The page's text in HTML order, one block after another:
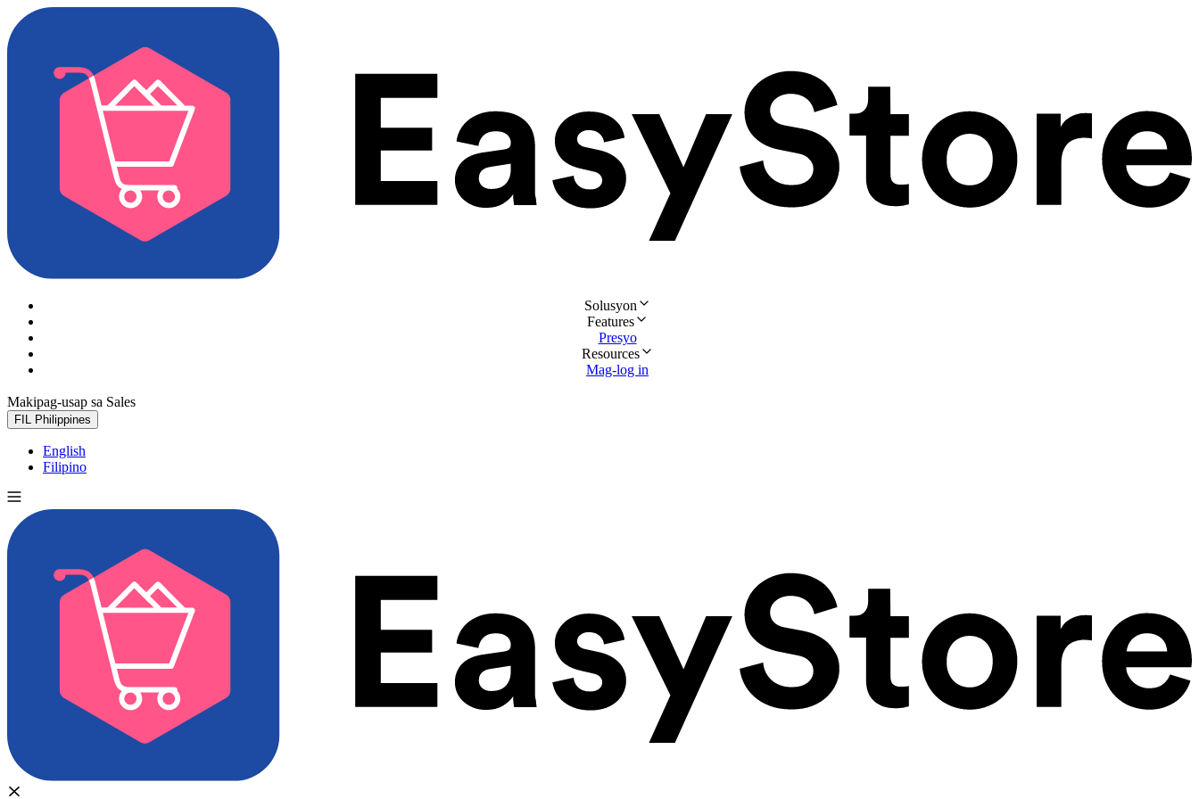
Solusyon
Features
Presyo
Resources
Mag-log in
Makipag-usap sa Sales
FIL Philippines
English
Filipino